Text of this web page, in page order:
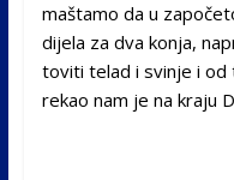
maštamo da u
dijela za dva konja,
toviti telad i svinje i od
rekao nam je na kraju